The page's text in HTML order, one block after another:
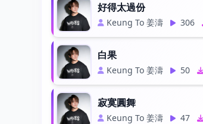
好得太過份
Keung To 姜濤 306
白果
Keung To 姜濤 50
寂寞圓舞
Keung To 姜濤 47